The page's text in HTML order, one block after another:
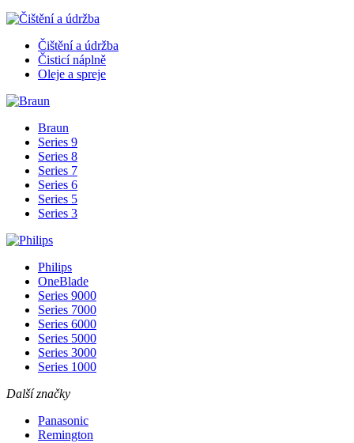
Čištění a údržba
Čisticí náplně
Oleje a spreje
Braun
Series 9
Series 8
Series 7
Series 6
Series 5
Series 3
Philips
OneBlade
Series 9000
Series 7000
Series 6000
Series 5000
Series 3000
Series 1000
Další značky
Panasonic
Remington